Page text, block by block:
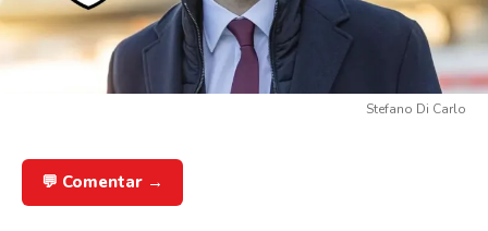
Stefano Di Carlo
💬 Comentar →